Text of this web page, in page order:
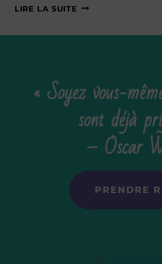
LIRE LA SUITE ACCEPTER
« Soyez vous-
sont déjà
– Oscar
PRENDRE